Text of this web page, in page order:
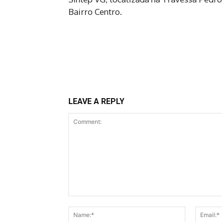
Bairro Centro.
LEAVE A REPLY
Name:*